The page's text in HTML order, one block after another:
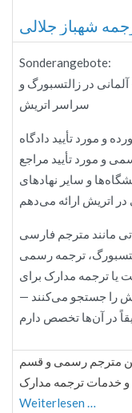
شهباز جلالی
Sonderangebote:
در زالتسبورگ و
سراسر اتریش
و مورد تأیید دادگاه
و مورد تأیید مراجع
و سایر نهادهای
مانند مترجم فارسی
ترجمه رسمی
یا ترجمه مدارک برای
را جستجو می‌کنند —
.من مترجم رسمی و قسم
خدمات ترجمه مدارک
Weiterlesen …